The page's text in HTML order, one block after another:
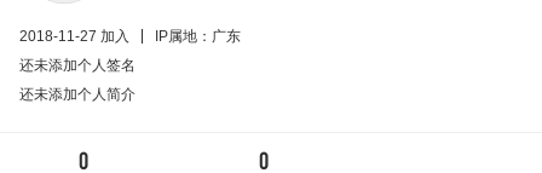
2018-11-27 加入
IP属地：广东
还未添加个人签名
还未添加个人简介
0 0